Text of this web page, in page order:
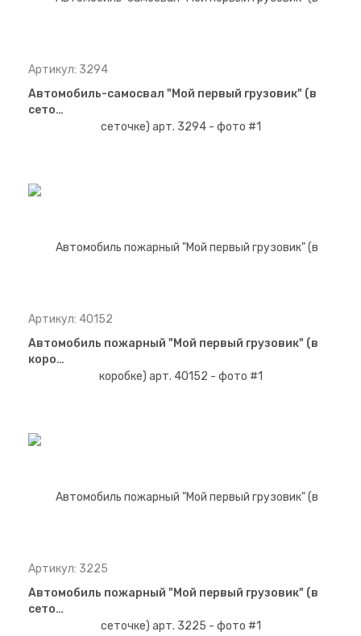
Артикул: 3294
Автомобиль-самосвал "Мой первый грузовик" (в
сето…
Артикул: 40152
Автомобиль пожарный "Мой первый грузовик" (в
коро…
Артикул: 3225
Автомобиль пожарный "Мой первый грузовик" (в
сето…